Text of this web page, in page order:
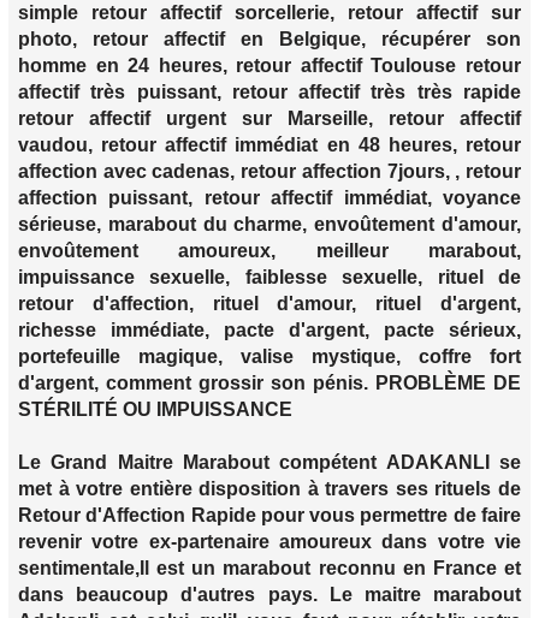
simple retour affectif sorcellerie, retour affectif sur
photo, retour affectif en Belgique, récupérer son
homme en 24 heures, retour affectif Toulouse retour
affectif très puissant, retour affectif très très rapide
retour affectif urgent sur Marseille, retour affectif
vaudou, retour affectif immédiat en 48 heures, retour
affection avec cadenas, retour affection 7jours, , retour
affection puissant, retour affectif immédiat, voyance
sérieuse, marabout du charme, envoûtement d'amour,
envoûtement amoureux, meilleur marabout,
impuissance sexuelle, faiblesse sexuelle, rituel de
retour d'affection, rituel d'amour, rituel d'argent,
richesse immédiate, pacte d'argent, pacte sérieux,
portefeuille magique, valise mystique, coffre fort
d'argent, comment grossir son pénis. PROBLÈME DE
STÉRILITÉ OU IMPUISSANCE
Le Grand Maitre Marabout compétent ADAKANLI se
met à votre entière disposition à travers ses rituels de
Retour d'Affection Rapide pour vous permettre de faire
revenir votre ex-partenaire amoureux dans votre vie
sentimentale,Il est un marabout reconnu en France et
dans beaucoup d'autres pays. Le maitre marabout